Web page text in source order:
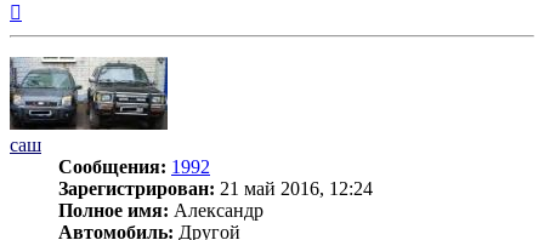
саш
Сообщения: 1992
Зарегистрирован: 21 май 2016, 12:24
Полное имя: Александр
Автомобиль: Другой